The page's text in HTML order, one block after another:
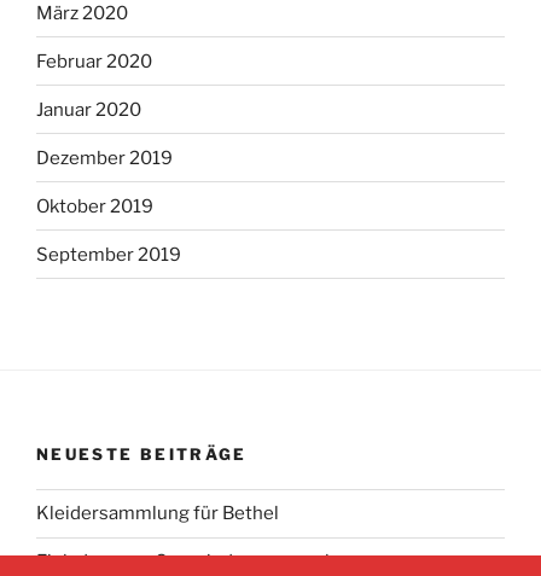
März 2020
Februar 2020
Januar 2020
Dezember 2019
Oktober 2019
September 2019
NEUESTE BEITRÄGE
Kleidersammlung für Bethel
Einladung zur Gemeindeversammlung